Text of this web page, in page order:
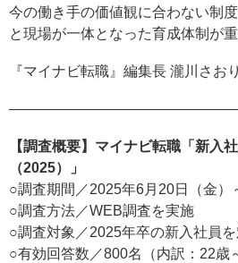
今の働き手の価値観に合わない制
と現場が一体となった育成体制が
『マイナビ転職』編集長 瀧川さおり
【調査概要】マイナビ転職「新入
（2025）」
○調査期間／2025年6月20日（金）
○調査方法／WEB調査を実施
○調査対象／2025年卒の新入社員
○有効回答数／800名（内訳：22歳